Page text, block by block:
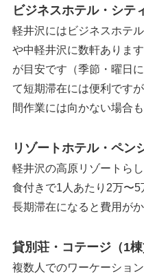
ビジネスホテル・シテ
軽井沢にはビジネスホテ
や中軽井沢に数軒ありま
が目安です（季節・曜日
て短期滞在には便利です
間作業には向かない場合も
リゾートホテル・ペン
軽井沢の高原リゾートら
食付きで1人あたり2万〜
長期滞在になると費用がか
貸別荘・コテージ（1棟
複数人でのワーケーショ